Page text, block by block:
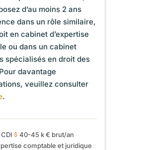
d’au moins 2 ans
dans un rôle similaire,
en cabinet d’expertise
ou dans un cabinet
spécialisés en droit des
davantage
veuillez consulter
.
CDI
40-45 k € brut/an
comptable et juridique